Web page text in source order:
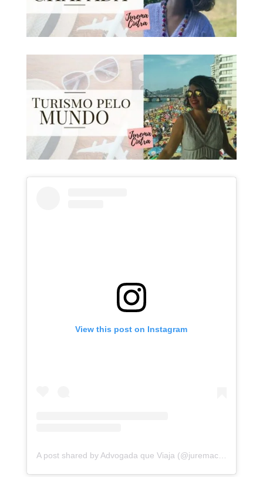
View this post on Instagram
A post shared by Advogada que Viaja (@juremacintra)